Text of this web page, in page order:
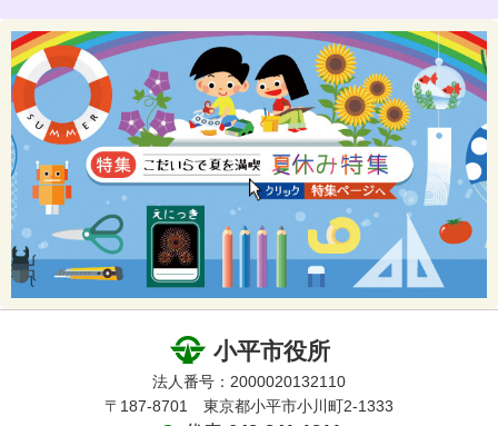
小平市役所
法人番号：2000020132110
〒187-8701 東京都小平市小川町2-1333